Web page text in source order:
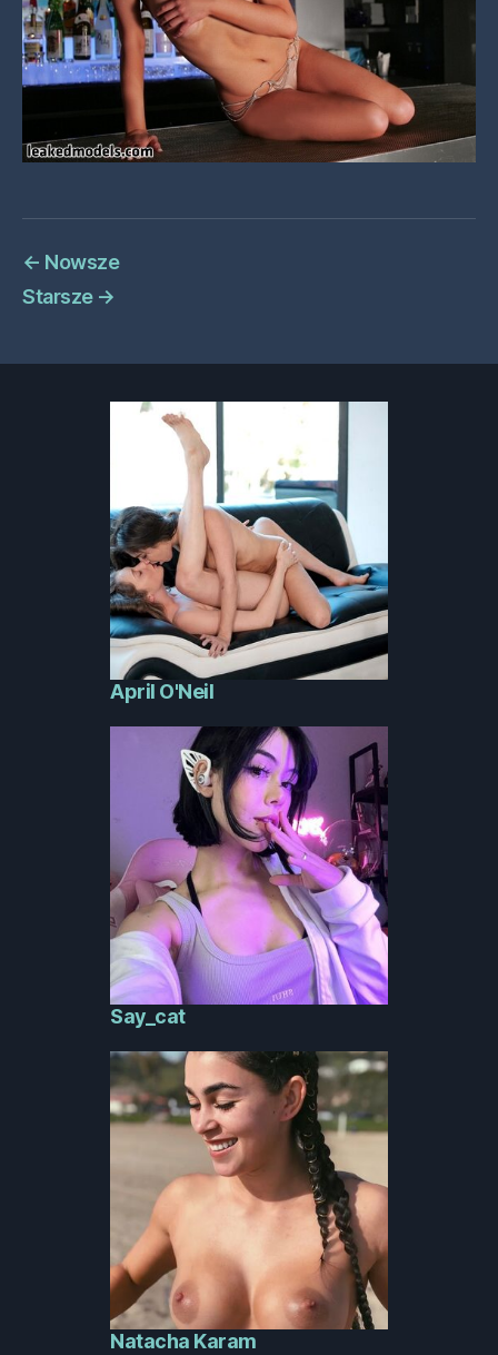
← Nowsze
Starsze →
April O'Neil
Say_cat
Natacha Karam